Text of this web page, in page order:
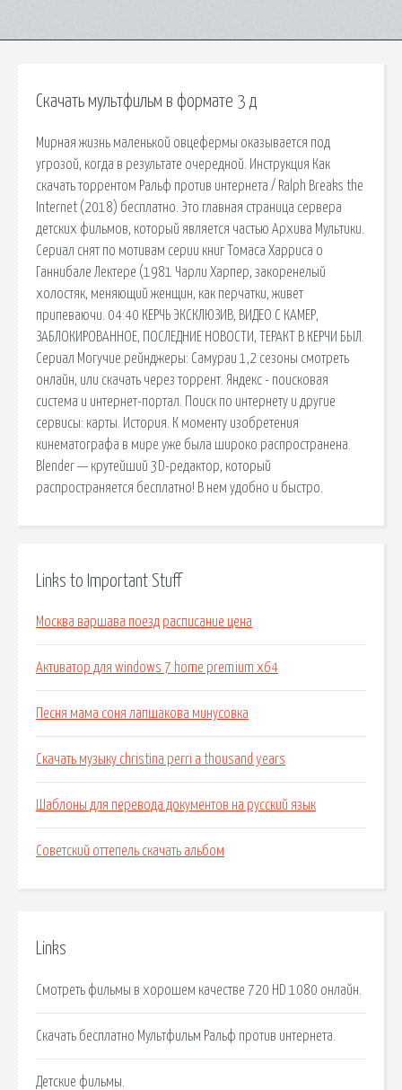
Скачать мультфильм в формате 3 д
Мирная жизнь маленькой овцефермы оказывается под
угрозой, когда в результате очередной. Инструкция Как
скачать торрентом Ральф против интернета / Ralph Breaks the
Internet (2018) бесплатно. Это главная страница сервера
детских фильмов, который является частью Архива Мультики.
Сериал снят по мотивам серии книг Томаса Харриса о
Ганнибале Лектере (1981 Чарли Харпер, закоренелый
холостяк, меняющий женщин, как перчатки, живет
припеваючи. 04:40 КЕРЧЬ ЭКСКЛЮЗИВ, ВИДЕО С КАМЕР,
ЗАБЛОКИРОВАННОЕ, ПОСЛЕДНИЕ НОВОСТИ, ТЕРАКТ В КЕРЧИ БЫЛ.
Сериал Могучие рейнджеры: Самураи 1,2 сезоны смотреть
онлайн, или скачать через торрент. Яндекс - поисковая
система и интернет-портал. Поиск по интернету и другие
сервисы: карты. История. К моменту изобретения
кинематографа в мире уже была широко распространена.
Blender — крутейший 3D-редактор, который
распространяется бесплатно! В нем удобно и быстро.
Links to Important Stuff
Москва варшава поезд расписание цена
Активатор для windows 7 home premium x64
Песня мама соня лапшакова минусовка
Скачать музыку christina perri a thousand years
Шаблоны для перевода документов на русский язык
Советский оттепель скачать альбом
Links
Смотреть фильмы в хорошем качестве 720 HD 1080 онлайн.
Скачать бесплатно Мультфильм Ральф против интернета.
Детские фильмы.